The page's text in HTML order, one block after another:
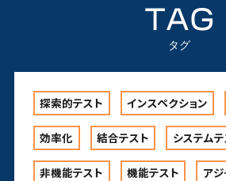
TAG
タグ
探索的テスト インスペクション
効率化 結合テスト システム
非機能テスト 機能テスト ア